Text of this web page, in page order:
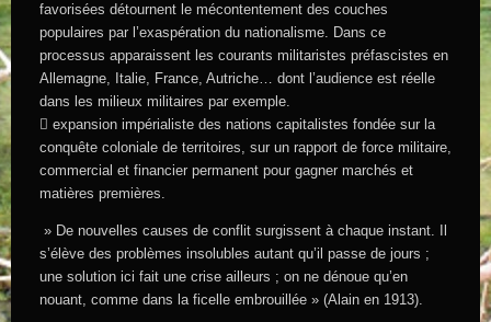
favorisées détournent le mécontentement des couches
populaires par l’exaspération du nationalisme. Dans ce
processus apparaissent les courants militaristes préfascistes en
Allemagne, Italie, France, Autriche… dont l’audience est réelle
dans les milieux militaires par exemple.
 expansion impérialiste des nations capitalistes fondée sur la
conquête coloniale de territoires, sur un rapport de force militaire,
commercial et financier permanent pour gagner marchés et
matières premières.
» De nouvelles causes de conflit surgissent à chaque instant. Il
s’élève des problèmes insolubles autant qu’il passe de jours ;
une solution ici fait une crise ailleurs ; on ne dénoue qu’en
nouant, comme dans la ficelle embrouillée » (Alain en 1913).